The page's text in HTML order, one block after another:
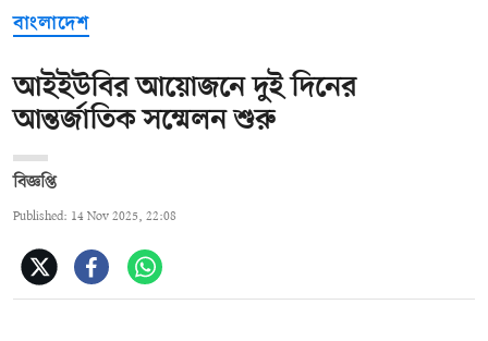
বাংলাদেশ
আইইউবির আয়োজনে দুই দিনের
আন্তর্জাতিক সম্মেলন শুরু
বিজ্ঞপ্তি
Published: 14 Nov 2025, 22:08